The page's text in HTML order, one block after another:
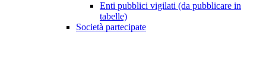
Enti pubblici vigilati (da pubblicare in
tabelle)
Società partecipate